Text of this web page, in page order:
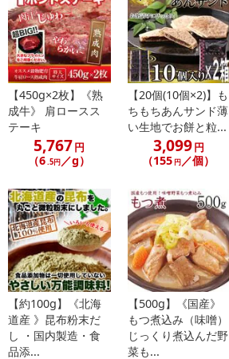
その日の天候や気温などを
見ながら乾燥時間を調整し、
ふっくらと脂ののった美味しい
干物に仕上げます。
程よく焼いて大根おろしと
醤油はもちろん、ポン酢など
好みでどうぞ。
塩見がついていますので、
フライにしても、美味しいです
■北海道のオホーツクから産地直送
満足のボリューム!!
約250gサイズの北海道産真ほっけを
5尾セットで冷凍便にてお届け致します。
■品名：開きホッケ
■原材料名：真ホッケ、食塩
■原料原産地名：北海道知床羅臼産
【450g×2枚】《熟
成牛》 肩ロースス
テーキ
5,767円
（6.5円／g）
【20個(10個×2)】も
ちもちあんサンド薄
い生地でお餅と粒...
3,099円
（155 円／個）
【約100g】《北海
道産 》昆布粉末だ
し ・国内製造・食
品添...
【500g】《国産》
もつ煮込み（味噌）
じっくり煮込んだ野
菜も...